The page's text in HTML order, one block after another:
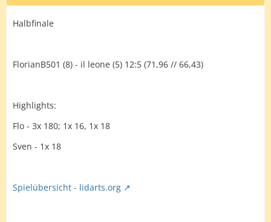
Halbfinale
FlorianB501 (8) - il leone (5) 12:5 (71,96 // 66,43)
Highlights:
Flo - 3x 180; 1x 16, 1x 18
Sven - 1x 18
Spielübersicht - lidarts.org